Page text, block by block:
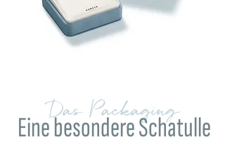
Das Packaging
Eine besondere Schatulle